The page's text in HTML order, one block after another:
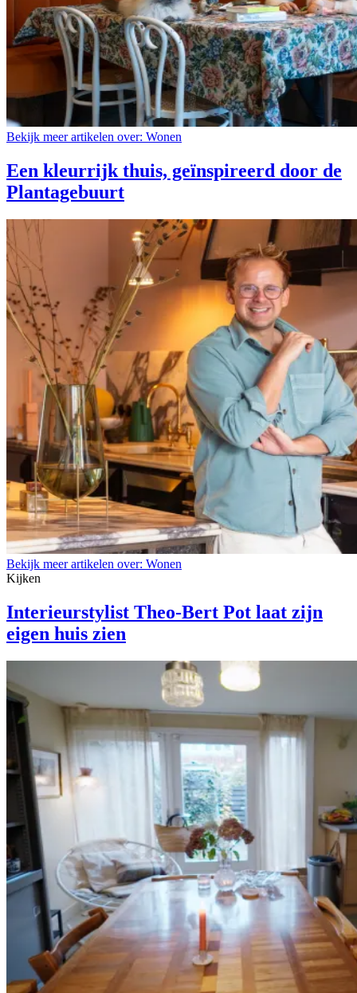
Bekijk meer artikelen over: Wonen
Een kleurrijk thuis, geïnspireerd door de
Plantagebuurt
Bekijk meer artikelen over: Wonen
Kijken
Interieurstylist Theo-Bert Pot laat zijn
eigen huis zien